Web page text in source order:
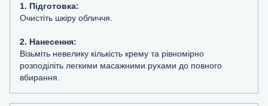
1. Підготовка:
Очистіть шкіру обличчя.
2. Нанесення:
Візьміть невелику кількість крему та рівномірно
розподіліть легкими масажними рухами до повного
вбирання.